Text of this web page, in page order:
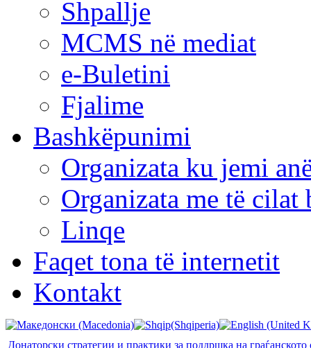
Shpallje
MCMS në mediat
e-Buletini
Fjalime
Bashkëpunimi
Organizata ku jemi
Organizata me të cilat
Linqe
Faqet tona të internetit
Kontakt
Донаторски стратегии и практики за поддршка на